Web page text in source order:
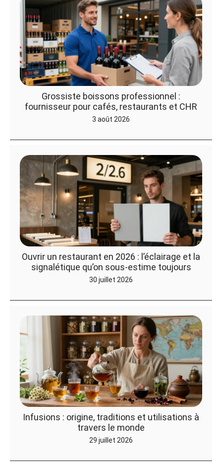
Grossiste boissons professionnel :
fournisseur pour cafés, restaurants et CHR
3 août 2026
Ouvrir un restaurant en 2026 : l’éclairage et la
signalétique qu’on sous-estime toujours
30 juillet 2026
Infusions : origine, traditions et utilisations à
travers le monde
29 juillet 2026